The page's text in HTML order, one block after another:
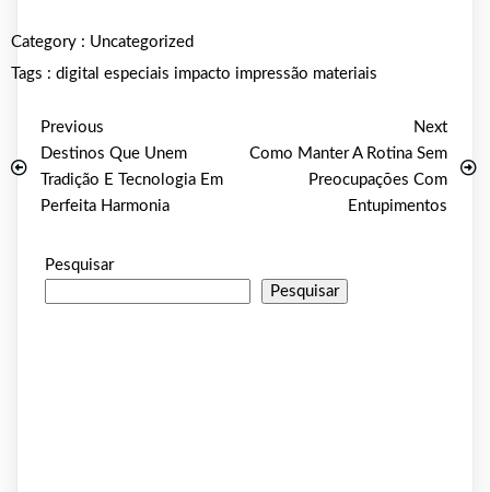
Category : Uncategorized
Tags : digital especiais impacto impressão materiais
Previous
Destinos Que Unem
Tradição E Tecnologia Em
Perfeita Harmonia
Next
Como Manter A Rotina Sem
Preocupações Com
Entupimentos
Pesquisar
Pesquisar